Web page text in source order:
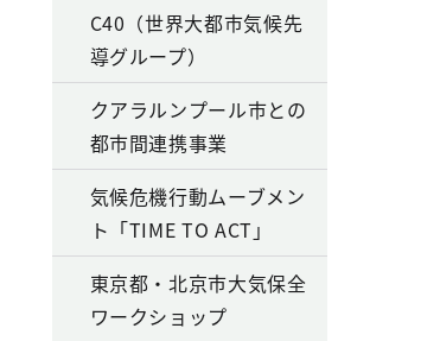
C40（世界大都市気候先
導グループ）
クアラルンプール市との
都市間連携事業
気候危機行動ムーブメン
ト「TIME TO ACT」
東京都・北京市大気保全
ワークショップ